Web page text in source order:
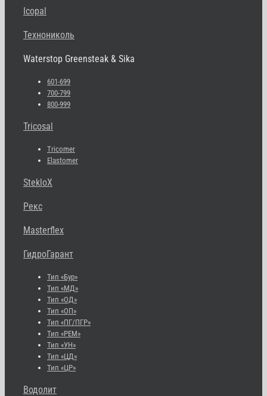
Icopal
Технониколь
Waterstop Greensteak & Sika
601-699
700-799
800-999
Tricosal
Tricomer
Elastomer
StekloX
Рекс
Masterflex
ГидроГарант
Тип «Бур»
Тип «МД»
Тип «ОД»
Тип «ОП»
Тип «ПГ/ПГР»
Тип «РЕМ»
Тип «УН»
Тип «ЦД»
Тип «ЦР»
Водолит